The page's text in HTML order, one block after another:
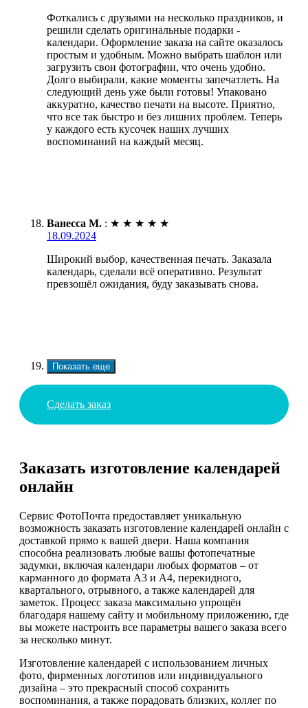
Фоткались с друзьями на несколько праздников, и
решили сделать оригинальные подарки -
календари. Оформление заказа на сайте оказалось
простым и удобным. Можно выбрать шаблон или
загрузить свои фотографии, что очень удобно.
Долго выбирали, какие моменты запечатлеть. На
следующий день уже были готовы! Упаковано
аккуратно, качество печати на высоте. Приятно,
что все так быстро и без лишних проблем. Теперь
у каждого есть кусочек наших лучших
воспоминаний на каждый месяц.
Ванесса М. : ★ ★ ★ ★ ★
18.09.2024
Широкий выбор, качественная печать. Заказала
календарь, сделали всё оперативно. Результат
превзошёл ожидания, буду заказывать снова.
Показать еще
Сделать заказ
Заказать изготовление календарей
онлайн
Сервис ФотоПочта предоставляет уникальную
возможность заказать изготовление календарей онлайн с
доставкой прямо к вашей двери. Наша компания
способна реализовать любые вашы фотопечатные
задумки, включая календари любых форматов – от
карманного до формата А3 и А4, перекидного,
квартального, отрывного, а также календарей для
заметок. Процесс заказа максимально упрощён
благодаря нашему сайту и мобильному приложению, где
вы можете настроить все параметры вашего заказа всего
за несколько минут.
Изготовление календарей с использованием личных
фото, фирменных логотипов или индивидуального
дизайна – это прекрасный способ сохранить
воспоминания, а также порадовать близких, коллег по